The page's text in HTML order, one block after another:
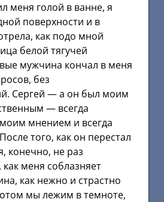
меня голой в ванне, я
поверхности и в
как подо мной
белой тягучей
мужчина кончал в меня
без
Сергей — а он был моим
— всегда
мнением и всегда
того, как он перестал
конечно, не раз
меня соблазняет
как нежно и страстно
мы лежим в темноте,